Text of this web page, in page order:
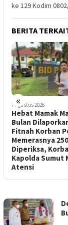
ke 129 Kodim
BERITA
«
7 Agustus 2026
Hebat Mamak
Bulan
Fitnah Korban
Memerasnya
Diperiksa,
Kapolda Sumut
Atensi
BERITATRENDS